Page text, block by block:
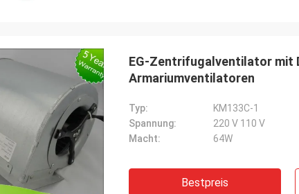
Qualität, diese ist viel dauerhafteres
Spitzenprodukt
EG-Zentrifugalventilator mit
Armariumventilatoren
Typ:
KM133C-1
Spannung:
220 V 110 V
Macht:
64W
Bestpreis